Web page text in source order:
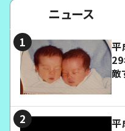
ニュース
平
29
敵
平